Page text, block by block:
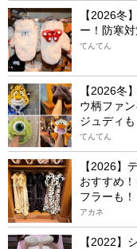
【2026冬
ー！防寒
てんてん
【2026冬
ウ柄ファ
ジュディも
てんてん
【2026】
おすすめ
フラーも！
アカネ
【2022】